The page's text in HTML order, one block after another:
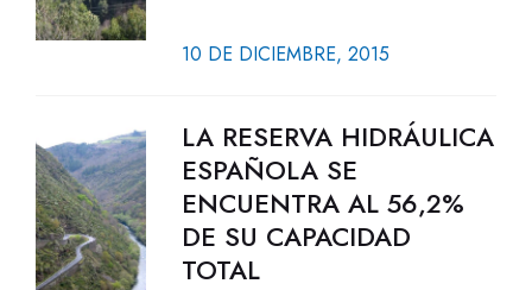
10 DE DICIEMBRE, 2015
LA RESERVA HIDRÁULICA
ESPAÑOLA SE
ENCUENTRA AL 56,2%
DE SU CAPACIDAD
TOTAL